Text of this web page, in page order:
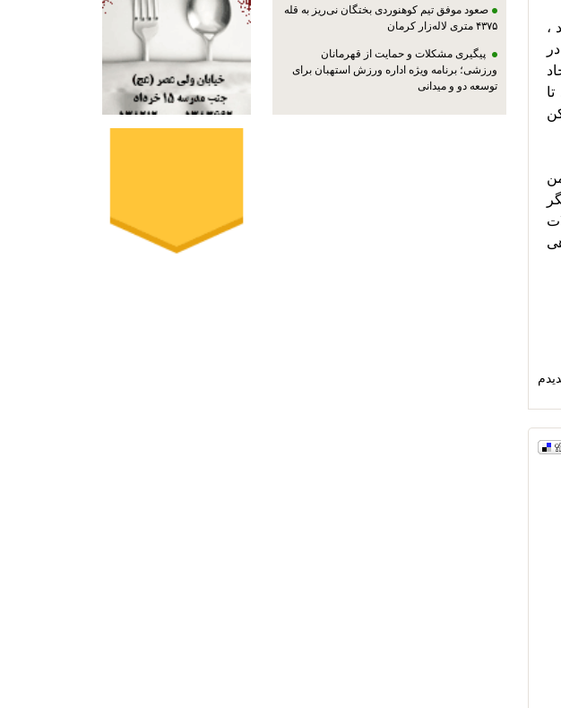
صعود موفق تیم کوهنوردی بختگان نی‌ریز به قله
۴۳۷۵ متری لاله‌زار کرمان
پیگیری مشکلات و حمایت از قهرمانان
ورزشی؛ برنامه ویژه اداره ورزش استهبان برای
توسعه دو و میدانی